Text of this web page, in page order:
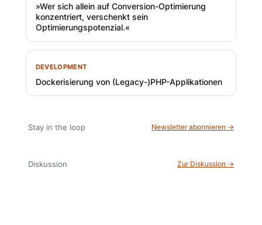
»Wer sich allein auf Conversion-Optimierung
konzentriert, verschenkt sein
Optimierungspotenzial.«
DEVELOPMENT
Dockerisierung von (Legacy-)PHP-Applikationen
Stay in the loop Newsletter abonnieren →
Diskussion Zur Diskussion →